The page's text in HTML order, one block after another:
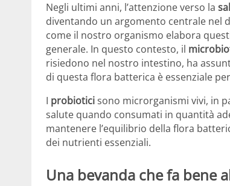
Negli ultimi anni, l’attenzione verso la
diventando un argomento centrale nel
come il nostro organismo elabora
generale. In questo contesto, il
risiedono nel nostro intestino, ha
di questa flora batterica è essenziale
I probioticisono microrganismi vivi, in
salute quando consumati in quantità
mantenere l’equilibrio della flora
dei nutrienti essenziali.
Una bevanda che fa bene